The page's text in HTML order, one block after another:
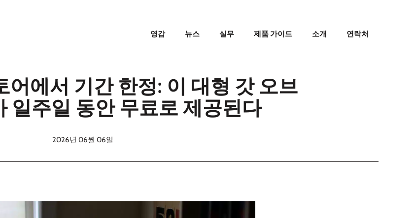
영감 뉴스 실무 제품 가이드 소개 연락처
어에서 기간 한정: 이 대형 갓 오브
일주일 동안 무료로 제공된다
2026년 06월 06일